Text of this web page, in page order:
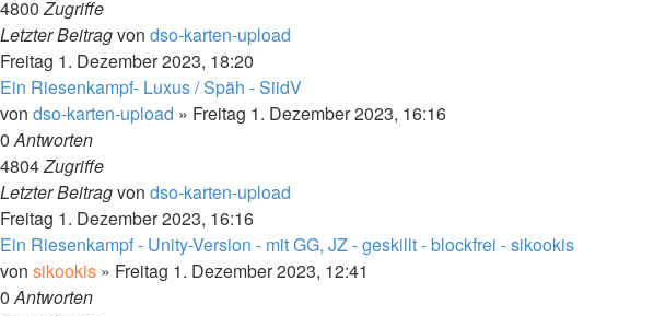
4800Zugriffe
Letzter Beitragvon dso-karten-upload
Freitag 1. Dezember 2023, 18:20
Ein Riesenkampf- Luxus / Späh - SiidV
von dso-karten-upload » Freitag 1. Dezember 2023, 16:16
0Antworten
4804Zugriffe
Letzter Beitragvon dso-karten-upload
Freitag 1. Dezember 2023, 16:16
Ein Riesenkampf - Unity-Version - mit GG, JZ - geskillt - blockfrei - sikookis
von sikookis » Freitag 1. Dezember 2023, 12:41
0Antworten